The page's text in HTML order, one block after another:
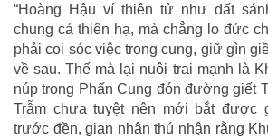
“Hoàng Hậu ví thiên tử như đất
chung cả thiên hạ, mà chẳng lo đức
phải coi sóc việc trong cung, giữ gìn
về sau. Thế mà lại nuôi trai mạnh là
núp trong Phấn Cung đón đường giết
Trẫm chưa tuyệt nên mới bắt được
trước đền, gian nhân thú nhận rằng